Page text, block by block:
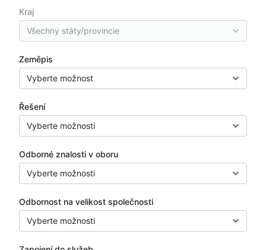
Kraj
Všechny státy/provincie
Zeměpis
Vyberte možnost
Řešení
Vyberte možnosti
Odborné znalosti v oboru
Vyberte možnosti
Odbornost na velikost společnosti
Vyberte možnosti